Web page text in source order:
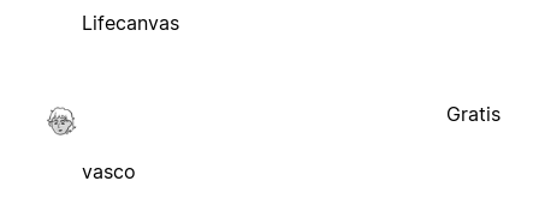
Lifecanvas
vasco
Gratis